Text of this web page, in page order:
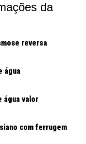
da
reversa
água
água valor
com ferrugem